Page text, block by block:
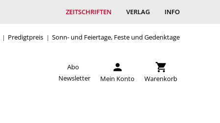
ZEITSCHRIFTEN VERLAG INFO
Predigtpreis Sonn- und Feiertage, Feste und Gedenktage
Abo
Newsletter
Mein Konto Warenkorb